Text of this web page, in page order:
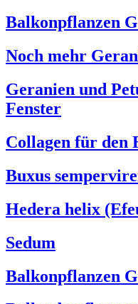
Balkonpflanzen
Noch mehr
Geranien und
Fenster
Collagen für den
Buxus
Hedera helix
Sedum
Balkonpflanzen